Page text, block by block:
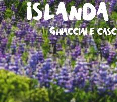
Islanda
Ghiacciai e